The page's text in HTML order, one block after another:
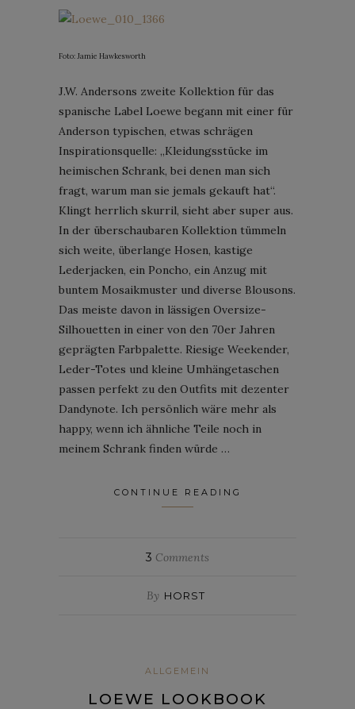
Foto: Jamie Hawkesworth
J.W. Andersons zweite Kollektion für das
spanische Label Loewe begann mit einer für
Anderson typischen, etwas schrägen
Inspirationsquelle: „Kleidungsstücke im
heimischen Schrank, bei denen man sich
fragt, warum man sie jemals gekauft hat“.
Klingt herrlich skurril, sieht aber super aus.
In der überschaubaren Kollektion tümmeln
sich weite, überlange Hosen, kastige
Lederjacken, ein Poncho, ein Anzug mit
buntem Mosaikmuster und diverse Blousons.
Das meiste davon in lässigen Oversize-
Silhouetten in einer von den 70er Jahren
geprägten Farbpalette. Riesige Weekender,
Leder-Totes und kleine Umhängetaschen
passen perfekt zu den Outfits mit dezenter
Dandynote. Ich persönlich wäre mehr als
happy, wenn ich ähnliche Teile noch in
meinem Schrank finden würde …
CONTINUE READING
3 Comments
By HORST
ALLGEMEIN
LOEWE LOOKBOOK